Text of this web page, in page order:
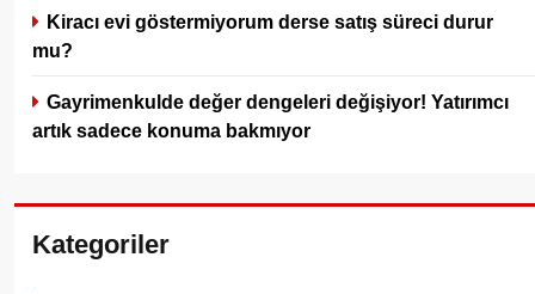
Kiracı evi göstermiyorum derse satış süreci durur
mu?
Gayrimenkulde değer dengeleri değişiyor! Yatırımcı
artık sadece konuma bakmıyor
Kategoriler